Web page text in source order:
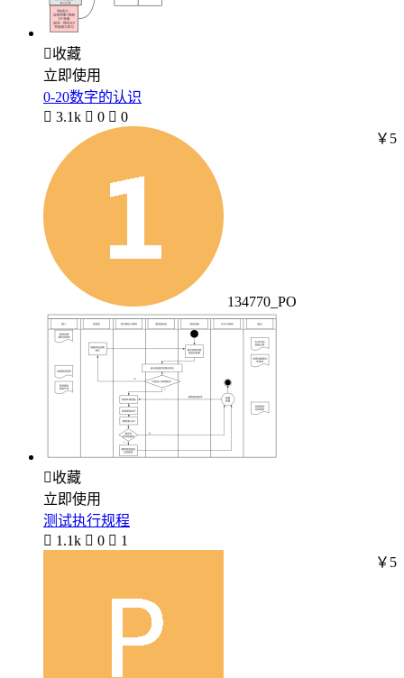
收藏
立即使用
0-20数字的认识
 3.1k  0  0
134770_PO
￥5
收藏
立即使用
测试执行规程
 1.1k  0  1
￥5